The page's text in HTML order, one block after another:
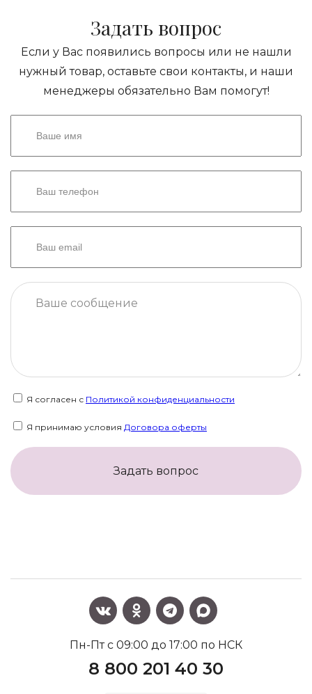
Задать вопрос
Если у Вас появились вопросы или не нашли
нужный товар, оставьте свои контакты, и наши
менеджеры обязательно Вам помогут!
Я согласен с Политикой конфиденциальности
Я принимаю условия Договора оферты
Задать вопрос
Пн-Пт с 09:00 до 17:00 по НСК
8 800 201 40 30